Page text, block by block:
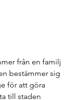
från en familj
bestämmer sig
för att göra
till staden